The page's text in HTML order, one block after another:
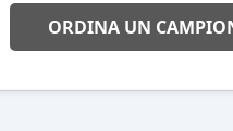
ORDINA UN